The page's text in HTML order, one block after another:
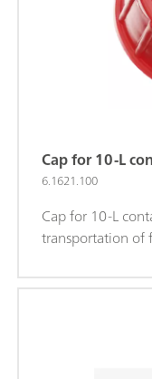
Cap for 10-L
6.1621.100
Cap for 10-L
transportation of